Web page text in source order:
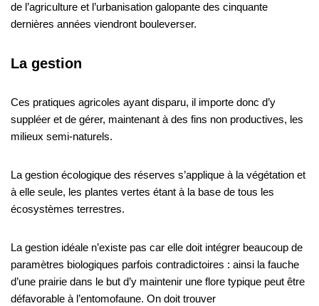
de l’agriculture et l’urbanisation galopante des cinquante
dernières années viendront bouleverser.
La gestion
Ces pratiques agricoles ayant disparu, il importe donc d’y
suppléer et de gérer, maintenant à des fins non productives, les
milieux semi-naturels.
La gestion écologique des réserves s’applique à la végétation et
à elle seule, les plantes vertes étant à la base de tous les
écosystèmes terrestres.
La gestion idéale n’existe pas car elle doit intégrer beaucoup de
paramètres biologiques parfois contradictoires : ainsi la fauche
d’une prairie dans le but d’y maintenir une flore typique peut être
défavorable à l’entomofaune. On doit trouver